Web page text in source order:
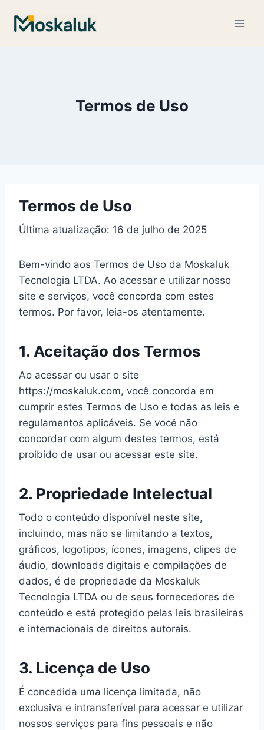
para
Termos de Uso
Termos de Uso
Última atualização: 16 de julho de 2025
Bem-vindo aos Termos de Uso da Moskaluk
Tecnologia LTDA. Ao acessar e utilizar nosso
site e serviços, você concorda com estes
termos. Por favor, leia-os atentamente.
1. Aceitação dos Termos
Ao acessar ou usar o site
https://moskaluk.com, você concorda em
cumprir estes Termos de Uso e todas as leis e
regulamentos aplicáveis. Se você não
concordar com algum destes termos, está
proibido de usar ou acessar este site.
2. Propriedade Intelectual
Todo o conteúdo disponível neste site,
incluindo, mas não se limitando a textos,
gráficos, logotipos, ícones, imagens, clipes de
áudio, downloads digitais e compilações de
dados, é de propriedade da Moskaluk
Tecnologia LTDA ou de seus fornecedores de
conteúdo e está protegido pelas leis brasileiras
e internacionais de direitos autorais.
3. Licença de Uso
É concedida uma licença limitada, não
exclusiva e intransferível para acessar e utilizar
nossos serviços para fins pessoais e não